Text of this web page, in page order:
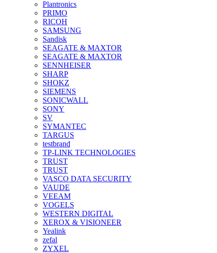
Plantronics
PRIMO
RICOH
SAMSUNG
Sandisk
SEAGATE & MAXTOR
SEAGATE & MAXTOR
SENNHEISER
SHARP
SHOKZ
SIEMENS
SONICWALL
SONY
SV
SYMANTEC
TARGUS
testbrand
TP-LINK TECHNOLOGIES
TRUST
TRUST
VASCO DATA SECURITY
VAUDE
VEEAM
VOGELS
WESTERN DIGITAL
XEROX & VISIONEER
Yealink
zefal
ZYXEL